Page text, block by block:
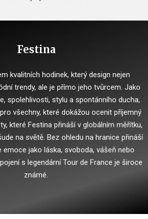
Festina
kvalitních hodinek, který design nejen
trendy, ale je přímo jeho tvůrcem. Jako
spolehlivosti, stylu a spontánního ducha,
všechny, které dokážou ocenit příjemný
které Festina přináší v globálním měřítku,
na světě. Bez ohledu na hranice přináší
emoce jako láska, svoboda, vášeň nebo
s legendární Tour de France je široce
známé.